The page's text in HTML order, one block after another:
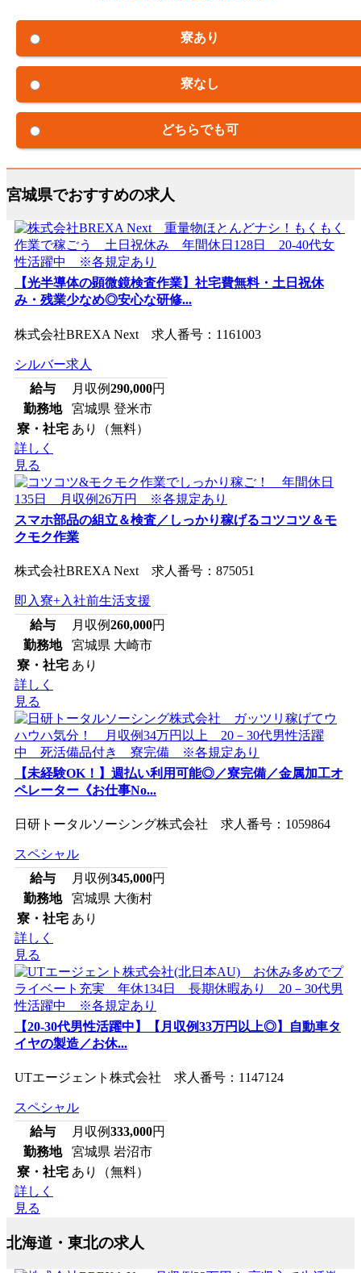
寮あり
寮なし
どちらでも可
宮城県でおすすめの求人
【光半導体の顕微鏡検査作業】社宅費無料・土日祝休
み・残業少なめ◎安心な研修...
株式会社BREXA Next 求人番号：1161003
シルバー求人
給与
月収例290,000円
勤務地
宮城県 登米市
寮・社宅 あり（無料）
詳しく
見る
スマホ部品の組立＆検査／しっかり稼げるコツコツ＆モ
クモク作業
株式会社BREXA Next 求人番号：875051
即入寮+入社前生活支援
給与
月収例260,000円
勤務地
宮城県 大崎市
寮・社宅 あり
詳しく
見る
【未経験OK！】週払い利用可能◎／寮完備／金属加工オ
ペレーター《お仕事No...
日研トータルソーシング株式会社 求人番号：1059864
スペシャル
給与
月収例345,000円
勤務地
宮城県 大衡村
寮・社宅 あり
詳しく
見る
【20-30代男性活躍中】【月収例33万円以上◎】自動車タ
イヤの製造／お休...
UTエージェント株式会社 求人番号：1147124
スペシャル
給与
月収例333,000円
勤務地
宮城県 岩沼市
寮・社宅 あり（無料）
詳しく
見る
北海道・東北の求人